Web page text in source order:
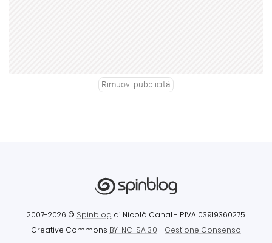
Rimuovi pubblicità
2007-2026 © Spinblog di Nicolò Canal - P.IVA 03919360275
Creative Commons BY-NC-SA 3.0- Gestione Consenso